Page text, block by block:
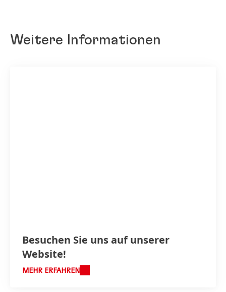
Weitere Informationen
Besuchen Sie uns auf unserer
Website!
MEHR ERFAHREN